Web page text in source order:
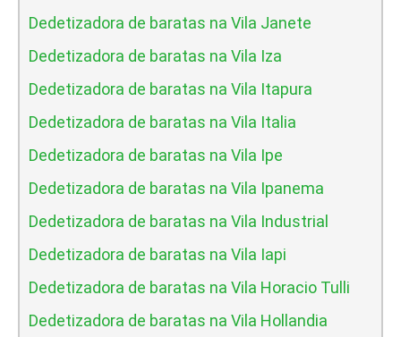
Dedetizadora de baratas na Vila Janete
Dedetizadora de baratas na Vila Iza
Dedetizadora de baratas na Vila Itapura
Dedetizadora de baratas na Vila Italia
Dedetizadora de baratas na Vila Ipe
Dedetizadora de baratas na Vila Ipanema
Dedetizadora de baratas na Vila Industrial
Dedetizadora de baratas na Vila Iapi
Dedetizadora de baratas na Vila Horacio Tulli
Dedetizadora de baratas na Vila Hollandia